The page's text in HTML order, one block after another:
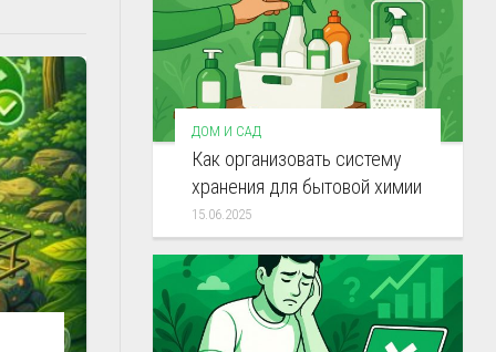
ДОМ И САД
Как организовать систему
хранения для бытовой химии
15.06.2025